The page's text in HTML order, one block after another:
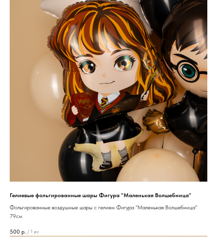
Гелиевые фольгированные шары Фигура "Маленькая Волшебница"
Фольгированные воздушные шары с гелием Фигура "Маленькая Волшебница"
79см
500 р. / 1 pc